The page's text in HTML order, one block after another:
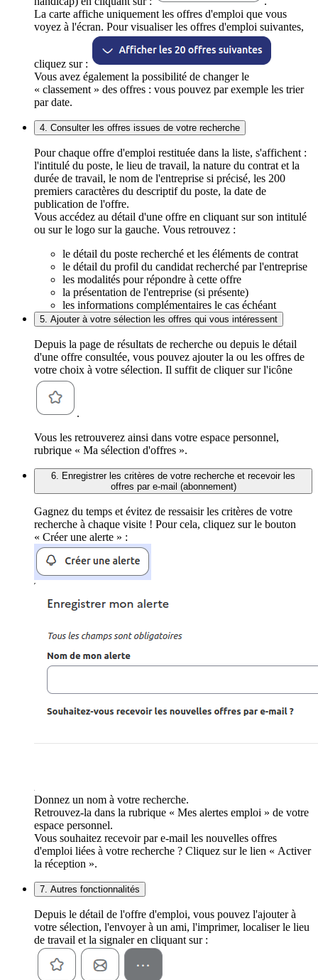
La carte affiche uniquement les offres d'emploi que vous
voyez à l'écran. Pour visualiser les offres d'emploi suivantes,
cliquez sur :
Vous avez également la possibilité de changer le
« classement » des offres : vous pouvez par exemple les trier
par date.
4. Consulter les offres issues de votre recherche
Pour chaque offre d'emploi restituée dans la liste, s'affichent :
l'intitulé du poste, le lieu de travail, la nature du contrat et la
durée de travail, le nom de l'entreprise si précisé, les 200
premiers caractères du descriptif du poste, la date de
publication de l'offre.
Vous accédez au détail d'une offre en cliquant sur son intitulé
ou sur le logo sur la gauche. Vous retrouvez :
le détail du poste recherché et les éléments de contrat
le détail du profil du candidat recherché par l'entreprise
les modalités pour répondre à cette offre
la présentation de l'entreprise (si présente)
les informations complémentaires le cas échéant
5. Ajouter à votre sélection les offres qui vous intéressent
Depuis la page de résultats de recherche ou depuis le détail
d'une offre consultée, vous pouvez ajouter la ou les offres de
votre choix à votre sélection. Il suffit de cliquer sur l'icône
.
Vous les retrouverez ainsi dans votre espace personnel,
rubrique « Ma sélection d'offres ».
6. Enregistrer les critères de votre recherche et recevoir les
offres par e-mail (abonnement)
Gagnez du temps et évitez de ressaisir les critères de votre
recherche à chaque visite ! Pour cela, cliquez sur le bouton
« Créer une alerte » :
Donnez un nom à votre recherche.
Retrouvez-la dans la rubrique « Mes alertes emploi » de votre
espace personnel.
Vous souhaitez recevoir par e-mail les nouvelles offres
d'emploi liées à votre recherche ? Cliquez sur le lien « Activer
la réception ».
7. Autres fonctionnalités
Depuis le détail de l'offre d'emploi, vous pouvez l'ajouter à
votre sélection, l'envoyer à un ami, l'imprimer, localiser le lieu
de travail et la signaler en cliquant sur :